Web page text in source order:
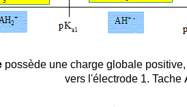
possède une charge globale
vers l'électrode 1. Tache